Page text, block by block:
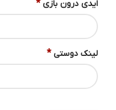
ایدی درون بازی *
لینک دوستی *